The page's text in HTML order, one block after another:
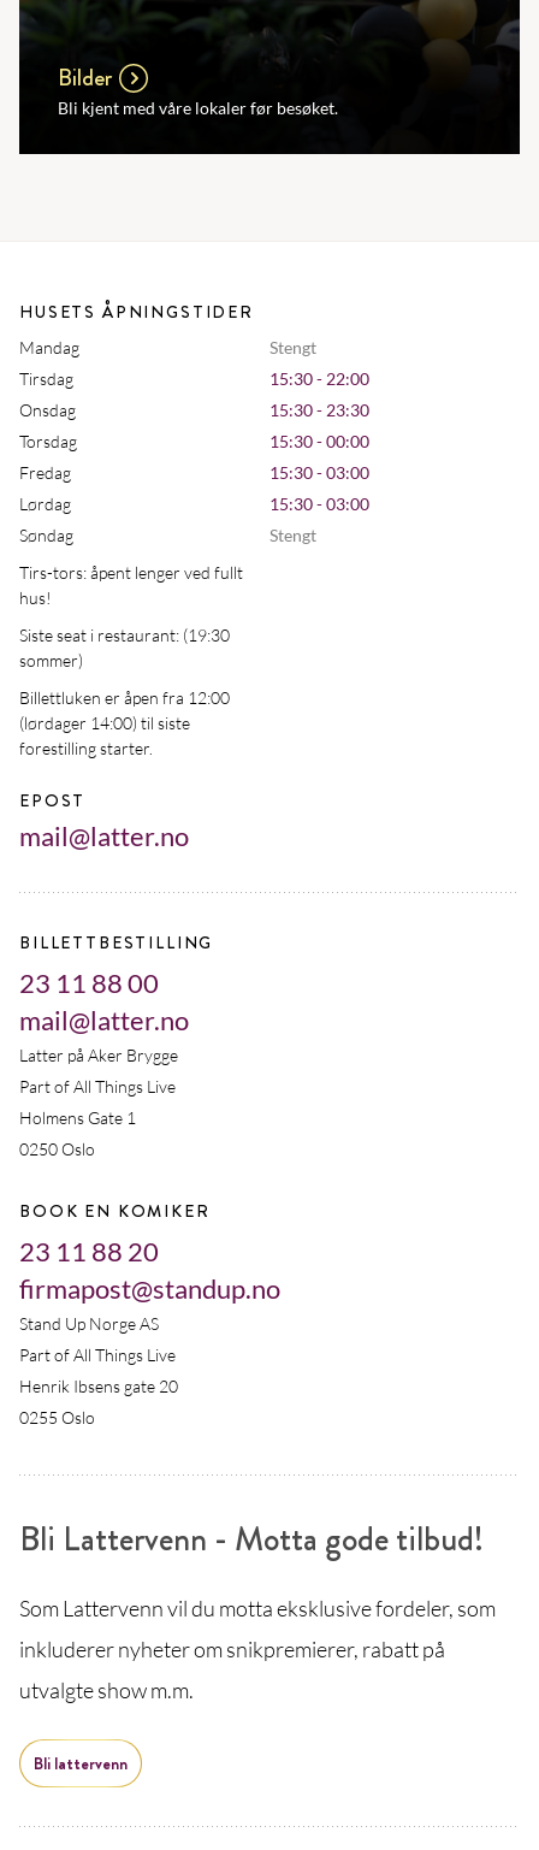
Bilder
Bli kjent med våre lokaler før besøket.
HUSETS ÅPNINGSTIDER
Mandag
Stengt
Tirsdag
15:30 - 22:00
Onsdag
15:30 - 23:30
Torsdag
15:30 - 00:00
Fredag
15:30 - 03:00
Lørdag
15:30 - 03:00
Søndag
Stengt
Tirs-tors: åpent lenger ved fullt
hus!
Siste seat i restaurant: (19:30
sommer)
Billettluken er åpen fra 12:00
(lørdager 14:00) til siste
forestilling starter.
EPOST
mail@latter.no
BILLETTBESTILLING
23 11 88 00
mail@latter.no
Latter på Aker Brygge
Part of All Things Live
Holmens Gate 1
0250 Oslo
BOOK EN KOMIKER
23 11 88 20
firmapost@standup.no
Stand Up Norge AS
Part of All Things Live
Henrik Ibsens gate 20
0255 Oslo
Bli Lattervenn - Motta gode tilbud!
Som Lattervenn vil du motta eksklusive fordeler, som
inkluderer nyheter om snikpremierer, rabatt på
utvalgte show m.m.
Bli lattervenn